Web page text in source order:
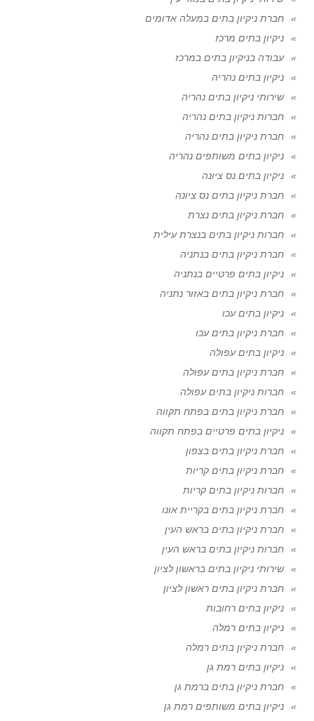
חברת ניקיון בתים במעלה אדומים
ניקיון בתים מרכז
עבודה בניקיון בתים במרכז
ניקיון בתים נהריה
שירותי ניקיון בתים נהריה
חברות ניקיון בתים נהריה
חברת ניקיון בתים נהריה
ניקיון בתים משותפים נהריה
ניקיון בתים נס ציונה
חברת ניקיון בתים נס ציונה
חברת ניקיון בתים נצרת
חברות ניקיון בתים בנצרת עילית
חברת ניקיון בתים בנתניה
ניקיון בתים פרטיים בנתניה
חברת ניקיון בתים באזור נתניה
ניקיון בתים עכו
חברת ניקיון בתים עכו
ניקיון בתים עפולה
חברת ניקיון בתים עפולה
חברות ניקיון בתים עפולה
חברת ניקיון בתים בפתח תקווה
ניקיון בתים פרטיים בפתח תקווה
חברת ניקיון בתים בצפון
חברת ניקיון בתים קריות
חברות ניקיון בתים קריות
חברת ניקיון בתים בקריית אונו
חברת ניקיון בתים בראש העין
חברות ניקיון בתים בראש העין
שירותי ניקיון בתים בראשון לציון
חברת ניקיון בתים ראשון לציון
ניקיון בתים רחובות
ניקיון בתים רמלה
חברת ניקיון בתים רמלה
ניקיון בתים רמת גן
חברת ניקיון בתים ברמת גן
ניקיון בתים משותפים רמת גן